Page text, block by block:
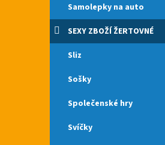
Samolepky na auto
SEXY ZBOŽÍ ŽERTOVNÉ
Sliz
Sošky
Společenské hry
Svíčky